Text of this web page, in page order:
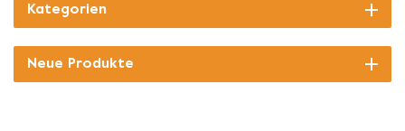
Kategorien
Neue Produkte